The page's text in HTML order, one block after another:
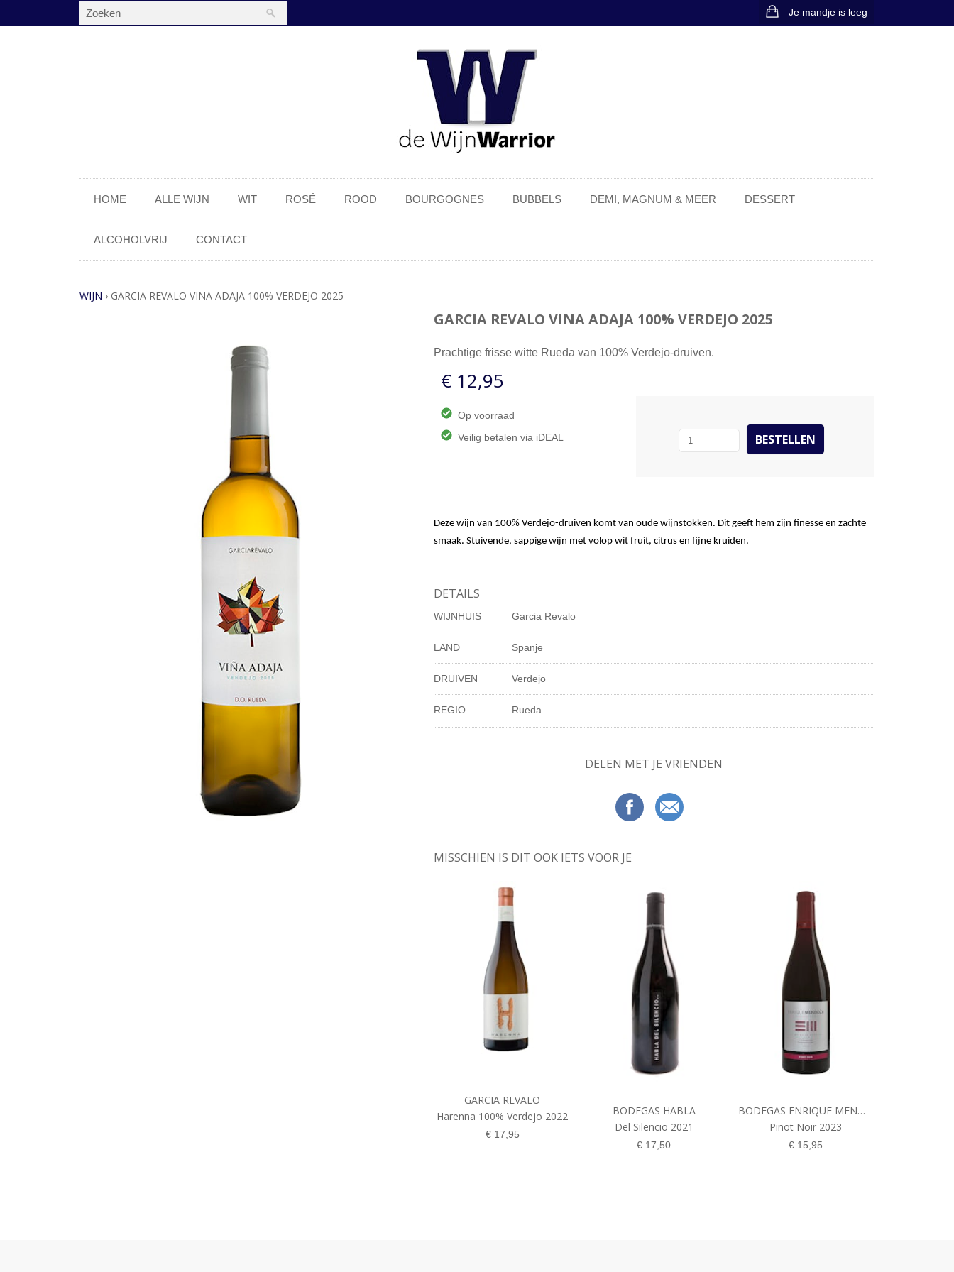
Je mandje is leeg
HOME ALLE WIJN WIT ROSÉ ROOD BOURGOGNES BUBBELS DEMI, MAGNUM & MEER DESSERT
ALCOHOLVRIJ CONTACT
WIJN › GARCIA REVALO VINA ADAJA 100% VERDEJO 2025
GARCIA REVALO VINA ADAJA 100% VERDEJO 2025
Prachtige frisse witte Rueda van 100% Verdejo-druiven.
€ 12,95
Op voorraad
Veilig betalen via iDEAL
Deze wijn van 100% Verdejo-druiven komt van oude wijnstokken. Dit geeft hem zijn finesse en zachte
smaak. Stuivende, sappige wijn met volop wit fruit, citrus en fijne kruiden.
DETAILS
WIJNHUIS Garcia Revalo
LAND Spanje
DRUIVEN Verdejo
REGIO Rueda
DELEN MET JE VRIENDEN
MISSCHIEN IS DIT OOK IETS VOOR JE
GARCIA REVALO
Harenna 100% Verdejo 2022
€17,95
BODEGAS HABLA
Del Silencio 2021
€ 17,50
BODEGAS ENRIQUE MENDOZA
Pinot Noir 2023
€ 15,95